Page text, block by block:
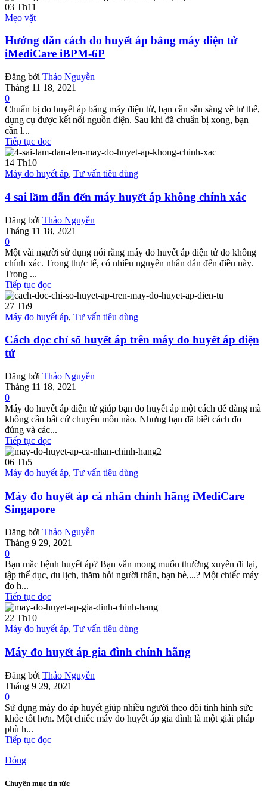
03 Th11
Mẹo vặt
Hướng dẫn cách đo huyết áp bằng máy điện tử
iMediCare iBPM-6P
Đăng bởi Thảo Nguyễn
Tháng 11 18, 2021
0
Chuẩn bị đo huyết áp bằng máy điện tử, bạn cần sẵn sàng về tư thế,
dụng cụ được kết nối nguồn điện. Sau khi đã chuẩn bị xong, bạn
cần l...
Tiếp tục đọc
14 Th10
Máy đo huyết áp, Tư vấn tiêu dùng
4 sai lầm dẫn đến máy huyết áp không chính xác
Đăng bởi Thảo Nguyễn
Tháng 11 18, 2021
0
Một vài người sử dụng nói rằng máy đo huyết áp điện tử đo không
chính xác. Trong thực tế, có nhiều nguyên nhân dẫn đến điều này.
Trong ...
Tiếp tục đọc
27 Th9
Máy đo huyết áp, Tư vấn tiêu dùng
Cách đọc chỉ số huyết áp trên máy đo huyết áp điện
tử
Đăng bởi Thảo Nguyễn
Tháng 11 18, 2021
0
Máy đo huyết áp điện tử giúp bạn đo huyết áp một cách dễ dàng mà
không cần bất cứ chuyên môn nào. Nhưng bạn đã biết cách đo
đúng và các...
Tiếp tục đọc
06 Th5
Máy đo huyết áp, Tư vấn tiêu dùng
Máy đo huyết áp cá nhân chính hãng iMediCare
Singapore
Đăng bởi Thảo Nguyễn
Tháng 9 29, 2021
0
Bạn mắc bệnh huyết áp? Bạn vẫn mong muốn thường xuyên đi lại,
tập thể dục, du lịch, thăm hỏi người thân, bạn bè,...? Một chiếc máy
đo h...
Tiếp tục đọc
22 Th10
Máy đo huyết áp, Tư vấn tiêu dùng
Máy đo huyết áp gia đình chính hãng
Đăng bởi Thảo Nguyễn
Tháng 9 29, 2021
0
Sử dụng máy đo áp huyết giúp nhiều người theo dõi tình hình sức
khỏe tốt hơn. Một chiếc máy đo huyết áp gia đình là một giải pháp
phù h...
Tiếp tục đọc
Đóng
Chuyên mục tin tức